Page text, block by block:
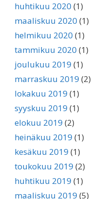
huhtikuu 2020 (1)
maaliskuu 2020 (1)
helmikuu 2020 (1)
tammikuu 2020 (1)
joulukuu 2019 (1)
marraskuu 2019 (2)
lokakuu 2019 (1)
syyskuu 2019 (1)
elokuu 2019 (2)
heinäkuu 2019 (1)
kesäkuu 2019 (1)
toukokuu 2019 (2)
huhtikuu 2019 (1)
maaliskuu 2019 (5)